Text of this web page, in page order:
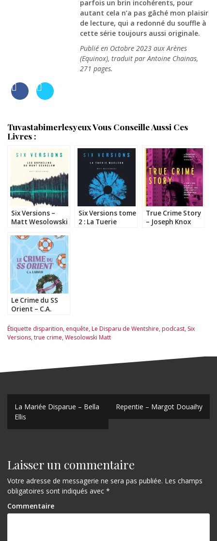
parfois un brin incohérents, pour
autant cela n’a pas gâché mon plaisir
de lecture, qui a redonné du souffle à
cette série toujours aussi originale.
Publié en Octobre 2023 aux Arènes
(Equinox), traduit par Antoine Chainas,
271 pages.
Tuvastabimerlesyeux Vous Conseille Aussi Ces
Livres :
Six Versions –
Matt Wesolowski
Six Versions tome
2 : La Tuerie
True Crime Story
– Joseph Knox
Le Crime du SS
Orient – C.A.
Étiquette disparition, enquête,Le Disparu de Wentshire,podcast, Six
Versions,true crime,Wesolowski Matt
N
a
i
g
a
t
La Mariée Disparue – Bella
Ellis
Repentie – Margot Douaihy
Laisser un commentaire
Votre adresse de messagerie ne sera pas publiée. Les champs
obligatoires sont indiqués avec *
Commentaire